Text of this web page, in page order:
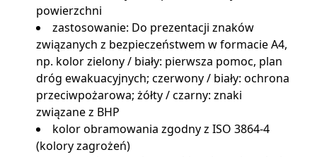
powierzchni
zastosowanie: Do prezentacji znaków
związanych z bezpieczeństwem w formacie A4,
np. kolor zielony / biały: pierwsza pomoc, plan
dróg ewakuacyjnych; czerwony / biały: ochrona
przeciwpożarowa; żółty / czarny: znaki
związane z BHP
kolor obramowania zgodny z ISO 3864-4
(kolory zagrożeń)